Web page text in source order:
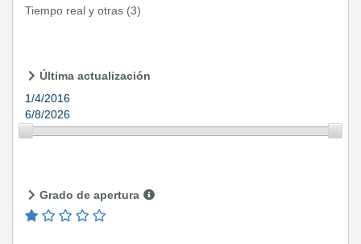
Tiempo real y otras (3)
Última actualización
1/4/2016
6/8/2026
Grado de apertura